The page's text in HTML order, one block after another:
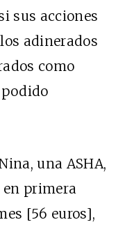
sus acciones
adinerados
como
una ASHA,
primera
[56 euros],